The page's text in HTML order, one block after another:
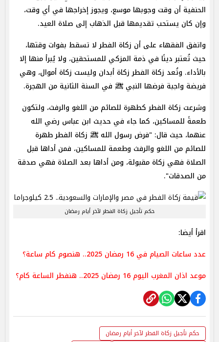
الحنفية أن وقت وجوبها موسع، ويجوز إخراجها في أي وقت،
وإن كان يستحب تقديمها قبل الذهاب إلى صلاة العيد.
واتفق الفقهاء على أن زكاة الفطر لا تسقط بفوات وقتها،
حيث تُعتبر دينًا في ذمة المزكي للمستحقين، ولا يُبرأ منها إلا
بالأداء. وتُعد زكاة الفطر زكاة أبدان وليست زكاة أموال، وهي
فريضة واجبة فرضها النبي ﷺ في السنة الثانية من الهجرة.
وشرعت زكاة الفطر كطهرة للصائم من اللغو والرفث، ولتكون
طعمةً للمساكين، كما جاء في حديث ابن عباس رضي الله
عنهما، حيث قال: "فرض رسول الله ﷺ زكاة الفطر طهرة
للصائم من اللغو والرفث وطعمة للمساكين، فمن أداها قبل
الصلاة فهي زكاة مقبولة، ومن أداها بعد الصلاة فهي صدقة
من الصدقات".
حكم تأجيل زكاة الفطر لآخر أيام رمضان
اقرأ أيضا:
عدد ساعات الصيام في 16 رمضان 2025.. هنصوم كام ساعة؟
موعد اذان المغرب اليوم 16 رمضان 2025.. هنفطر الساعة كام؟
حكم تأجيل زكاة الفطر لآخر أيام رمضان